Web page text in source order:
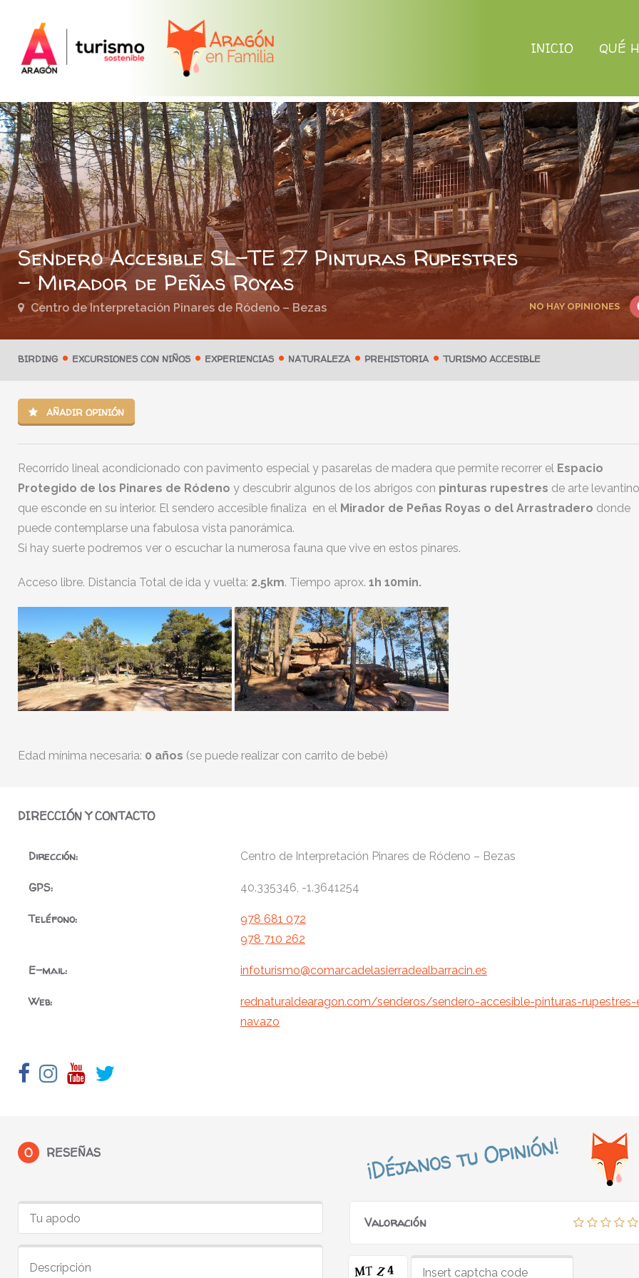
INICIO QUÉ
Sendero Accesible SL-TE 27 Pinturas Rupestres
– Mirador de Peñas Royas
Centro de Interpretación Pinares de Ródeno – Bezas NO HAY OPINIONES
BIRDING EXCURSIONES CON NIÑOS EXPERIENCIAS NATURALEZA PREHISTORIA TURISMO ACCESIBLE
AÑADIR OPINIÓN
Recorrido lineal acondicionado con pavimento especial y pasarelas de madera que permite recorrer el Espacio
Protegido de los Pinares de Ródeno y descubrir algunos de los abrigos con pinturas rupestres de arte levantino
que esconde en su interior. El sendero accesible finaliza en el Mirador de Peñas Royas o del Arrastradero donde
puede contemplarse una fabulosa vista panorámica.
Si hay suerte podremos ver o escuchar la numerosa fauna que vive en estos pinares.
Acceso libre. Distancia Total de ida y vuelta: 2.5km. Tiempo aprox. 1h 10min.
Edad mínima necesaria: 0 años (se puede realizar con carrito de bebé)
DIRECCIÓN Y CONTACTO
Dirección: Centro de Interpretación Pinares de Ródeno – Bezas
GPS: 40.335346, -1.3641254
Teléfono:
978 681 072
978 710 262
E-mail: infoturismo@comarcadelasierradealbarracin.es
Web:
rednaturaldearagon.com/senderos/sendero-accesible-pinturas-
navazo
0 RESEÑAS
Valoración